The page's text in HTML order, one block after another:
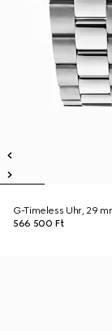
G-Timeless Uhr, 29
566 500 Ft